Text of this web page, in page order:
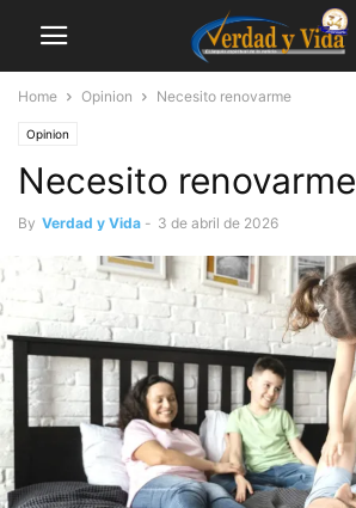
Home Opinion Necesito renovarme
Opinion
Necesito renovarme
By Verdad y Vida - 3 de abril de 2026